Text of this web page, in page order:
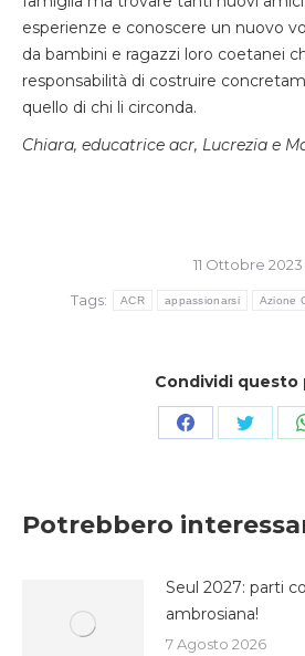
esperienze e conoscere un nuovo
da bambini e ragazzi loro coetanei
responsabilità di costruire
quello di chi li circonda.
Chiara, educatrice acr, Lucrezia e
11 Ottobre 2023
Tags:
ACR appassionarsi Azione
Condividi questo
Condividi
Potrebbero
Seul 2027: parti
ambrosiana!
7 Agosto 2026